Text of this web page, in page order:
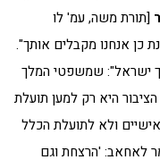
[תורת משה, עמ' לו
כן אנחנו מקבלים אותך".
ישראל": שמשפטי המלך
היא רק למען תועלת
ולא לתועלת הכלל
לאחאב: 'הרצחת וגם